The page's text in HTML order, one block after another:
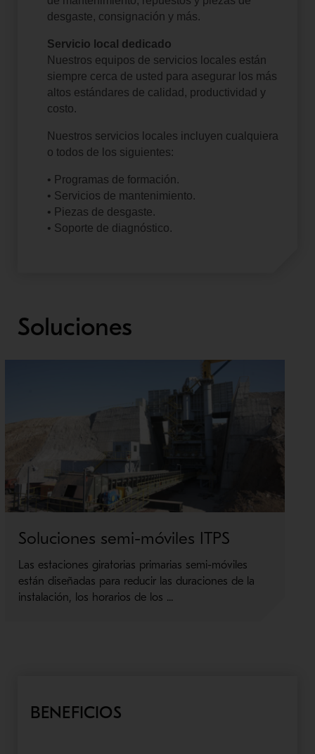
desgaste, consignación y más.
Servicio local dedicado
Nuestros equipos de servicios locales están
siempre cerca de usted para asegurar los más
altos estándares de calidad, productividad y
costo.
Nuestros servicios locales incluyen cualquiera
o todos de los siguientes:
• Programas de formación.
• Servicios de mantenimiento.
• Piezas de desgaste.
• Soporte de diagnóstico.
Soluciones
Soluciones semi-móviles ITPS
Las estaciones giratorias primarias semi-móviles
están diseñadas para reducir las duraciones de la
instalación, los horarios de los ...
BENEFICIOS